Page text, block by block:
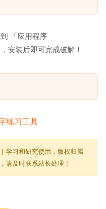
「应用程序
安装后即可完成破解！
学习和研究使用，版权归属
请及时联系站长处理！